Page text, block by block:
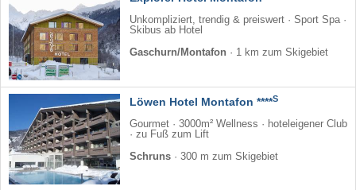
Unkompliziert, trendig & preiswert · Sport Spa ·
Skibus ab Hotel
Gaschurn/Montafon · 1 km zum Skigebiet
Löwen Hotel Montafon ****S
Gourmet · 3000m² Wellness · hoteleigener Club
· zu Fuß zum Lift
Schruns · 300 m zum Skigebiet